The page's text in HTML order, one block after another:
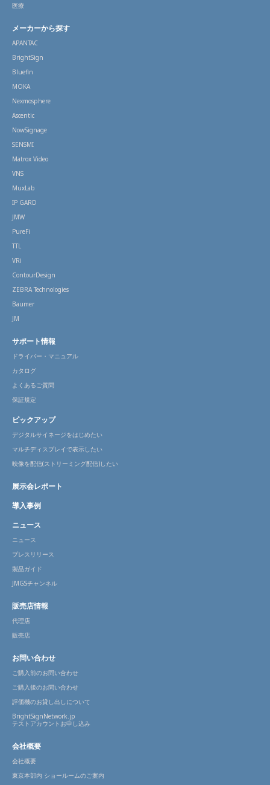
医療
メーカーから探す
APANTAC
BrightSign
Bluefin
MOKA
Nexmosphere
Ascentic
NowSignage
SENSMI
Matrox Video
VNS
MuxLab
IP GARD
JMW
PureFi
TTL
VRi
ContourDesign
ZEBRA Technologies
Baumer
JM
サポート情報
ドライバー・マニュアル
カタログ
よくあるご質問
保証規定
ピックアップ
デジタルサイネージをはじめたい
マルチディスプレイで表示したい
映像を配信(ストリーミング配信)したい
展示会レポート
導入事例
ニュース
ニュース
プレスリリース
製品ガイド
JMGSチャンネル
販売店情報
代理店
販売店
お問い合わせ
ご購入前のお問い合わせ
ご購入後のお問い合わせ
評価機のお貸し出しについて
BrightSignNetwork.jp
テストアカウントお申し込み
会社概要
会社概要
東京本部内 ショールームのご案内